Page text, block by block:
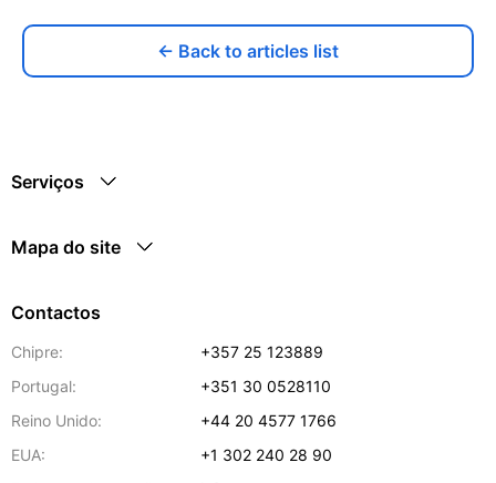
← Back to articles list
Serviços
Mapa do site
Contactos
Chipre:
+357 25 123889
Portugal:
+351 30 0528110
Reino Unido:
+44 20 4577 1766
EUA:
+1 302 240 28 90